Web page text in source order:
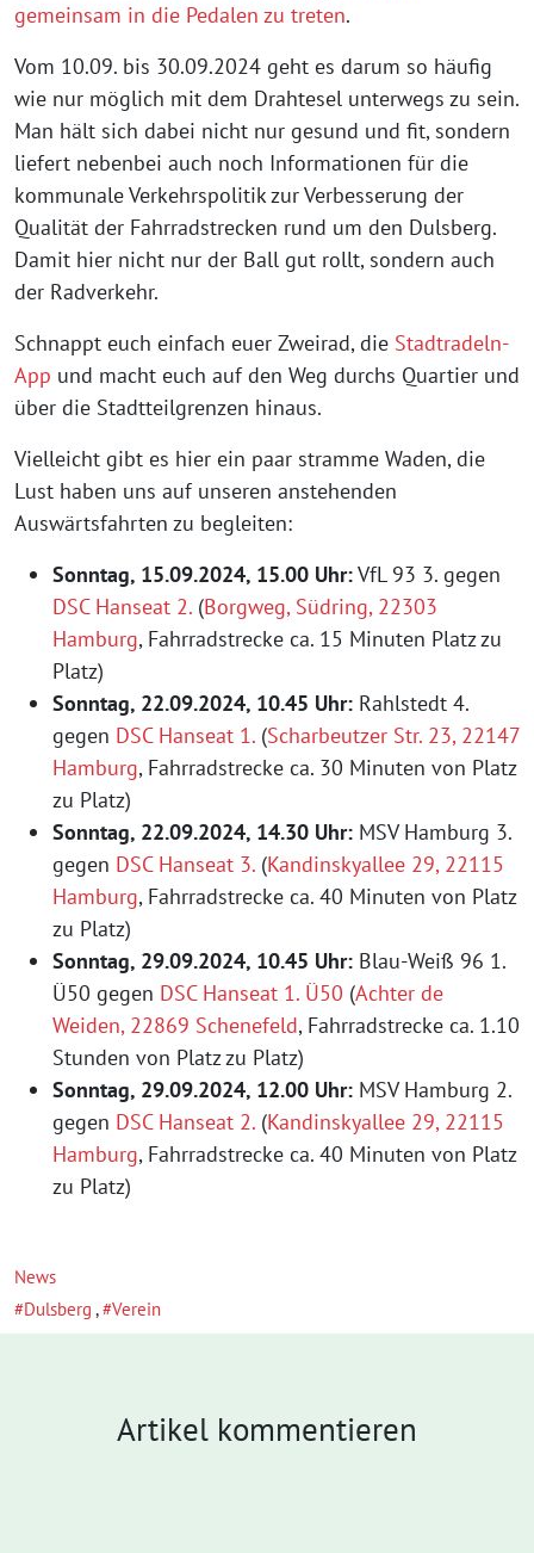
gemeinsam in die Pedalen zu treten.
Vom 10.09. bis 30.09.2024 geht es darum so häufig
wie nur möglich mit dem Drahtesel unterwegs zu sein.
Man hält sich dabei nicht nur gesund und fit, sondern
liefert nebenbei auch noch Informationen für die
kommunale Verkehrspolitik zur Verbesserung der
Qualität der Fahrradstrecken rund um den Dulsberg.
Damit hier nicht nur der Ball gut rollt, sondern auch
der Radverkehr.
Schnappt euch einfach euer Zweirad, die Stadtradeln-
App und macht euch auf den Weg durchs Quartier und
über die Stadtteilgrenzen hinaus.
Vielleicht gibt es hier ein paar stramme Waden, die
Lust haben uns auf unseren anstehenden
Auswärtsfahrten zu begleiten:
Sonntag, 15.09.2024, 15.00 Uhr:VfL 93 3. gegen
DSC Hanseat 2. (Borgweg, Südring, 22303
Hamburg, Fahrradstrecke ca. 15 Minuten Platz zu
Platz)
Sonntag, 22.09.2024, 10.45 Uhr: Rahlstedt 4.
gegen DSC Hanseat 1. (Scharbeutzer Str. 23, 22147
Hamburg, Fahrradstrecke ca. 30 Minuten von Platz
zu Platz)
Sonntag, 22.09.2024, 14.30 Uhr: MSV Hamburg 3.
gegen DSC Hanseat 3. (Kandinskyallee 29, 22115
Hamburg, Fahrradstrecke ca. 40 Minuten von Platz
zu Platz)
Sonntag, 29.09.2024, 10.45 Uhr: Blau-Weiß 96 1.
Ü50 gegen DSC Hanseat 1. Ü50 (Achter de
Weiden, 22869 Schenefeld, Fahrradstrecke ca. 1.10
Stunden von Platz zu Platz)
Sonntag, 29.09.2024, 12.00 Uhr: MSV Hamburg 2.
gegen DSC Hanseat 2. (Kandinskyallee 29, 22115
Hamburg, Fahrradstrecke ca. 40 Minuten von Platz
zu Platz)
News
Dulsberg , Verein
Artikel kommentieren